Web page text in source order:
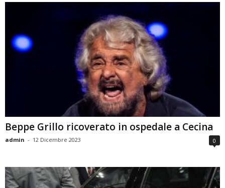
Beppe Grillo ricoverato in ospedale a Cecina
admin - 12 Dicembre 2023 0